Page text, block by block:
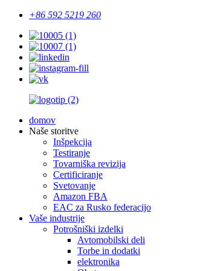
+86 592 5219 260
domov
Naše storitve
Inšpekcija
Testiranje
Tovarniška revizija
Certificiranje
Svetovanje
Amazon FBA
EAC za Rusko federacijo
Vaše industrije
Potrošniški izdelki
Avtomobilski deli
Torbe in dodatki
elektronika